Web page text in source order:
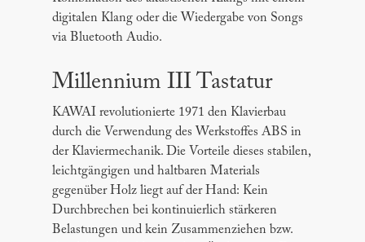
digitalen Klang oder die Wiedergabe von Songs
via Bluetooth Audio.
Millennium III Tastatur
KAWAI revolutionierte 1971 den Klavierbau
durch die Verwendung des Werkstoffes ABS in
der Klaviermechanik. Die Vorteile dieses stabilen,
leichtgängigen und haltbaren Materials
gegenüber Holz liegt auf der Hand: Kein
Durchbrechen bei kontinuierlich stärkeren
Belastungen und kein Zusammenziehen bzw.